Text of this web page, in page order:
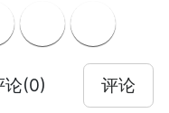
论(0) 评论